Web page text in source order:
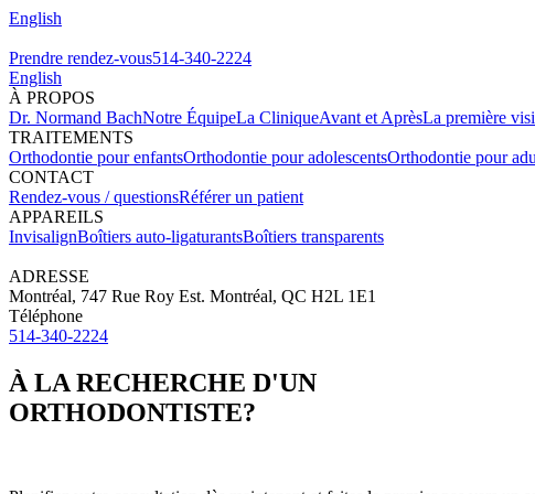
English
Prendre rendez-vous514-340-2224
English
À PROPOS
Dr. Normand BachNotre ÉquipeLa CliniqueAvant et AprèsLa première
TRAITEMENTS
Orthodontie pour enfantsOrthodontie pour adolescentsOrthodontie pour
CONTACT
Rendez-vous / questionsRéférer un patient
APPAREILS
InvisalignBoîtiers auto-ligaturantsBoîtiers transparents
ADRESSE
Montréal, 747 Rue Roy Est. Montréal, QC H2L 1E1
Téléphone
514-340-2224
À LA RECHERCHE D'UN
ORTHODONTISTE?